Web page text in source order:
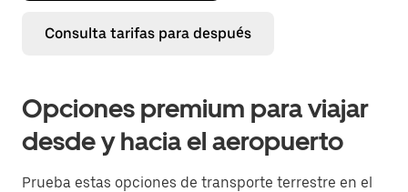
Consulta tarifas para después
Opciones premium para viajar
desde y hacia el aeropuerto
Prueba estas opciones de transporte terrestre en el